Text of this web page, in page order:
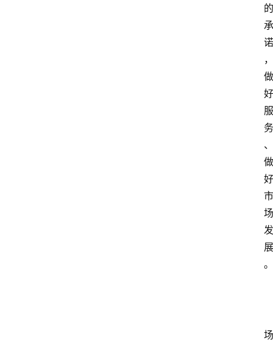
的
承
诺
，
做
好
服
务
、
做
好
市
场
发
展
。
场